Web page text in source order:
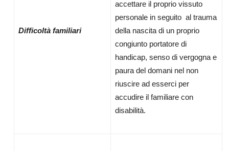
Difficoltà familiari
accettare il proprio vissuto
personale in seguito al trauma
della nascita di un proprio
congiunto portatore di
handicap, senso di vergogna e
paura del domani nel non
riuscire ad esserci per
accudire il familiare con
disabilità.